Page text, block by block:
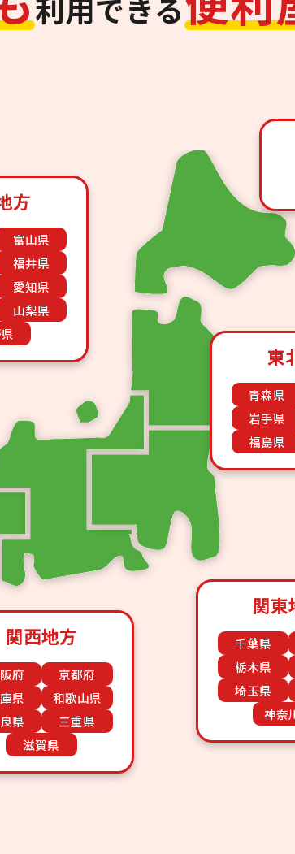
利用できる
東
青森県
岩手県
福島県
関東
千葉県
栃木県
埼玉県
神奈
方
富山県
福井県
愛知県
山梨県
関西地方
府
京都府
県
和歌山県
県
三重県
滋賀県